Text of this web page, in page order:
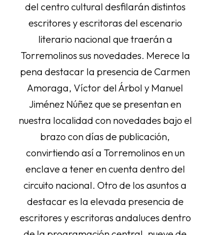
del centro cultural desfilarán distintos
escritores y escritoras del escenario
literario nacional que traerán a
Torremolinos sus novedades. Merece la
pena destacar la presencia de Carmen
Amoraga, Víctor del Árbol y Manuel
Jiménez Núñez que se presentan en
nuestra localidad con novedades bajo el
brazo con días de publicación,
convirtiendo así a Torremolinos en un
enclave a tener en cuenta dentro del
circuito nacional. Otro de los asuntos a
destacar es la elevada presencia de
escritores y escritoras andaluces dentro